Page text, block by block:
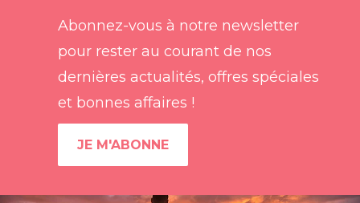
Abonnez-vous à notre newsletter
pour rester au courant de nos
dernières actualités, offres spéciales
et bonnes affaires !
JE M'ABONNE